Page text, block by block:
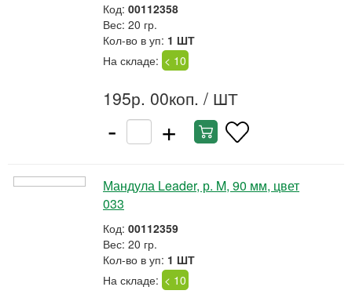
Код: 00112358
Вес: 20 гр.
Кол-во в уп: 1 ШТ
На складе: < 10
195р. 00коп. / ШТ
- +
Мандула Leader, р. M, 90 мм, цвет
033
Код: 00112359
Вес: 20 гр.
Кол-во в уп: 1 ШТ
На складе: < 10